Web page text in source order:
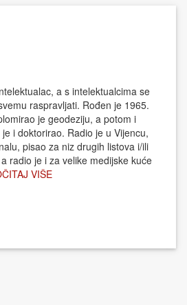
a s intelektualcima se
raspravljati. Rođen je 1965.
je geodeziju, a potom i
i doktorirao. Radio je u Vijencu,
pisao za niz drugih listova i/ili
radio je i za velike medijske kuće
VIŠE